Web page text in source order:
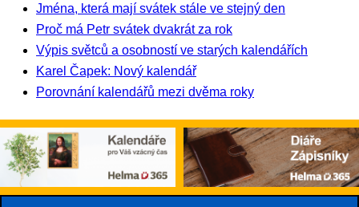
Jména, která mají svátek stále ve stejný den
Proč má Petr svátek dvakrát za rok
Výpis světců a osobností ve starých kalendářích
Karel Čapek: Nový kalendář
Porovnání kalendářů mezi dvěma roky